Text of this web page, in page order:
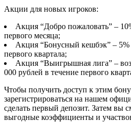
Акции для новых игроков:
Акция “Добро пожаловать” –
первого месяца;
Акция “Бонусный кешбэк” – 5%
первого квартала;
Акция “Выигрышная лига” –
000 рублей в течение первого
Чтобы получить доступ к этим
зарегистрироваться на нашем
сделать первый депозит. Затем вы
выгодные коэффициенты и